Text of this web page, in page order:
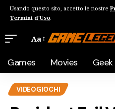
Usando questo sito, accetto le nostre
Termini d'Uso.
Aa
Games Movies Geek
VIDEOGIOCHI